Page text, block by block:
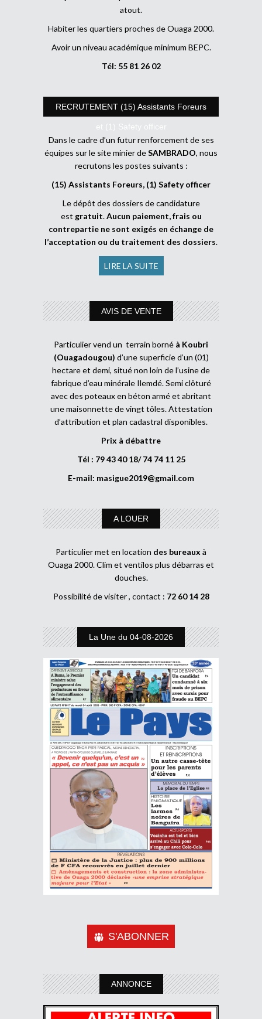
atout.
Habiter les quartiers proches de Ouaga 2000.
Avoir un niveau académique minimum BEPC.
Tél: 55 81 26 02
RECRUTEMENT (15) Assistants Foreurs
et (1) Safety officer
Dans le cadre d’un futur renforcement de ses
équipes sur le site minier deSAMBRADO, nous
recrutons les postes suivants :
(15) Assistants Foreurs, (1) Safety officer
Le dépôt des dossiers de candidature
est gratuit.Aucun paiement, frais ou
contrepartie ne sont exigés en échange de
l’acceptation ou du traitement des dossiers.
LIRE LA SUITE
AVIS DE VENTE
Particulier vend un terrain borné à Koubri
(Ouagadougou) d’une superficie d’un (01)
hectare et demi, situé non loin de l’usine de
fabrique d’eau minérale Ilemdé. Semi clôturé
avec des poteaux en béton armé et abritant
une maisonnette de vingt tôles. Attestation
d’attribution et plan cadastral disponibles.
Prix à débattre
Tél : 79 43 40 18/ 74 74 11 25
E-mail: masigue2019@gmail.com
A LOUER
Particulier met en location des bureaux à
Ouaga 2000. Clim et ventilos plus débarras et
douches.
Possibilité de visiter , contact : 72 60 14 28
La Une du 04-08-2026
S'ABONNER
ANNONCE